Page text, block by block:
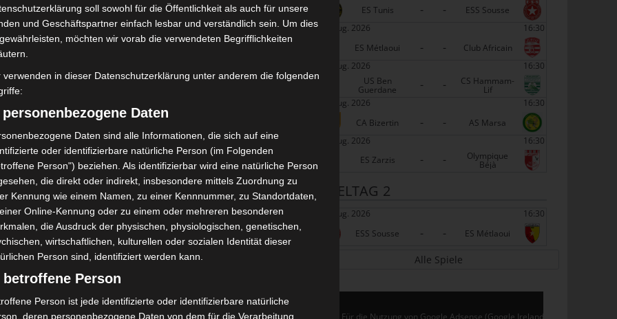
Bir Lahmar Tataouine
24'
24'
Club Athlétique Bizertin (CAB)
ES Tunis
- -
ESS Sousse
22 Aug. 2026
16:30
ES Métlaoui
- -
Club Africain
22 Aug. 2026
16:30
US Ben
Guerdane - - CS Hammam-
Lif
22 Aug. 2026
16:30
CA Bizertin
- -
AS Marsa
22 Aug. 2026
16:30
ES Zarzis
- - Olympique
Béjà
SPIELTAG 2
29 Aug. 2026
16:30
ESS Sousse
- - ES Métlaoui
Alle Spiele
Für die Nutzung von Google Adsense (Google Ireland
soll sowohl für die Öffentlichkeit als auch für unsere
und Geschäftspartner einfach lesbar und verständlich sein. Um dies
möchten wir vorab die verwendeten Begrifflichkeiten
verwenden in dieser Datenschutzerklärung unter anderem die folgenden
personenbezogene Daten
Daten sind alle Informationen, die sich auf eine
oder identifizierbare natürliche Person (im Folgenden
Person") beziehen. Als identifizierbar wird eine natürliche Person
die direkt oder indirekt, insbesondere mittels Zuordnung zu
Kennung wie einem Namen, zu einer Kennnummer, zu Standortdaten,
Online-Kennung oder zu einem oder mehreren besonderen
die Ausdruck der physischen, physiologischen, genetischen,
wirtschaftlichen, kulturellen oder sozialen Identität dieser
Person sind, identifiziert werden kann.
betroffene Person
Person ist jede identifizierte oder identifizierbare natürliche
deren personenbezogene Daten von dem für die Verarbeitung